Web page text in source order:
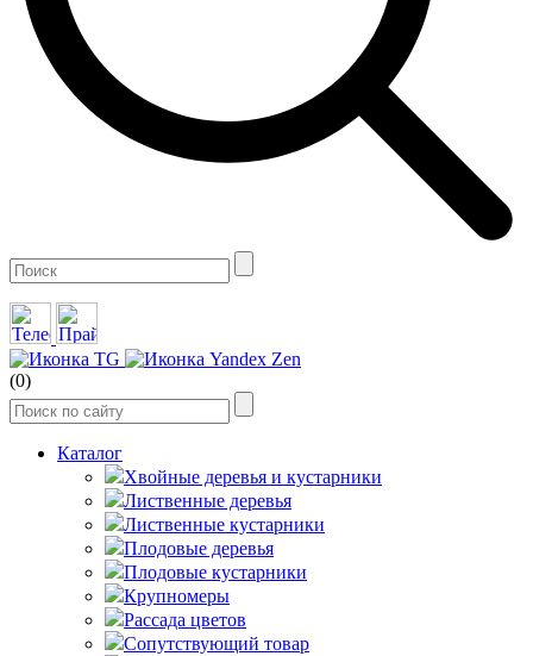
(0)
Каталог
Хвойные деревья и кустарники
Лиственные деревья
Лиственные кустарники
Плодовые деревья
Плодовые кустарники
Крупномеры
Рассада цветов
Сопутствующий товар